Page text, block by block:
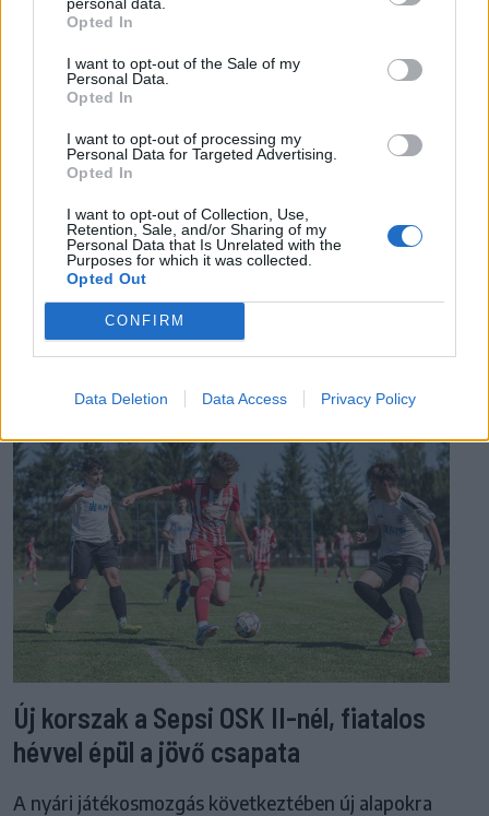
Opted In
I want to opt-out of the Sale of my
Personal Data.
Opted In
I want to opt-out of processing my
Personal Data for Targeted Advertising.
Opted In
I want to opt-out of Collection, Use,
Retention, Sale, and/or Sharing of my
Personal Data that Is Unrelated with the
Purposes for which it was collected.
Opted Out
CONFIRM
Data Deletion Data Access Privacy Policy
Már csak 4-5 napig működhet a jelenlegi
körülmények között a cernavodai
atomerőmű
Százszázalékos kamatra adott kölcsönt a
letartóztatott uzsorás. Akár 40 fok is várható
vasárnap a nyugati országrészben.
EZ IS ÉRDEKELHETI
Új korszak a Sepsi OSK II-nél, fiatalos
hévvel épül a jövő csapata
A nyári játékosmozgás következtében új alapokra